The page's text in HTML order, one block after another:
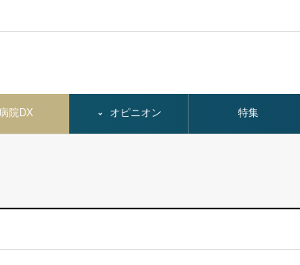
院DX オピニオン 特集